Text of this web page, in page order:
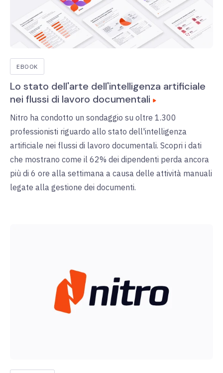
EBOOK
Lo stato dell'arte dell'intelligenza artificiale
nei flussi di lavoro documentali
Nitro ha condotto un sondaggio su oltre 1.300
professionisti riguardo allo stato dell'intelligenza
artificiale nei flussi di lavoro documentali. Scopri i dati
che mostrano come il 62% dei dipendenti perda ancora
più di 6 ore alla settimana a causa delle attività manuali
legate alla gestione dei documenti.